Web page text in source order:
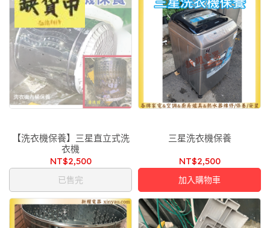
【洗衣機保養】三星直立式洗
衣機
NT$2,500
已售完
三星洗衣機保養
NT$2,500
加入購物車